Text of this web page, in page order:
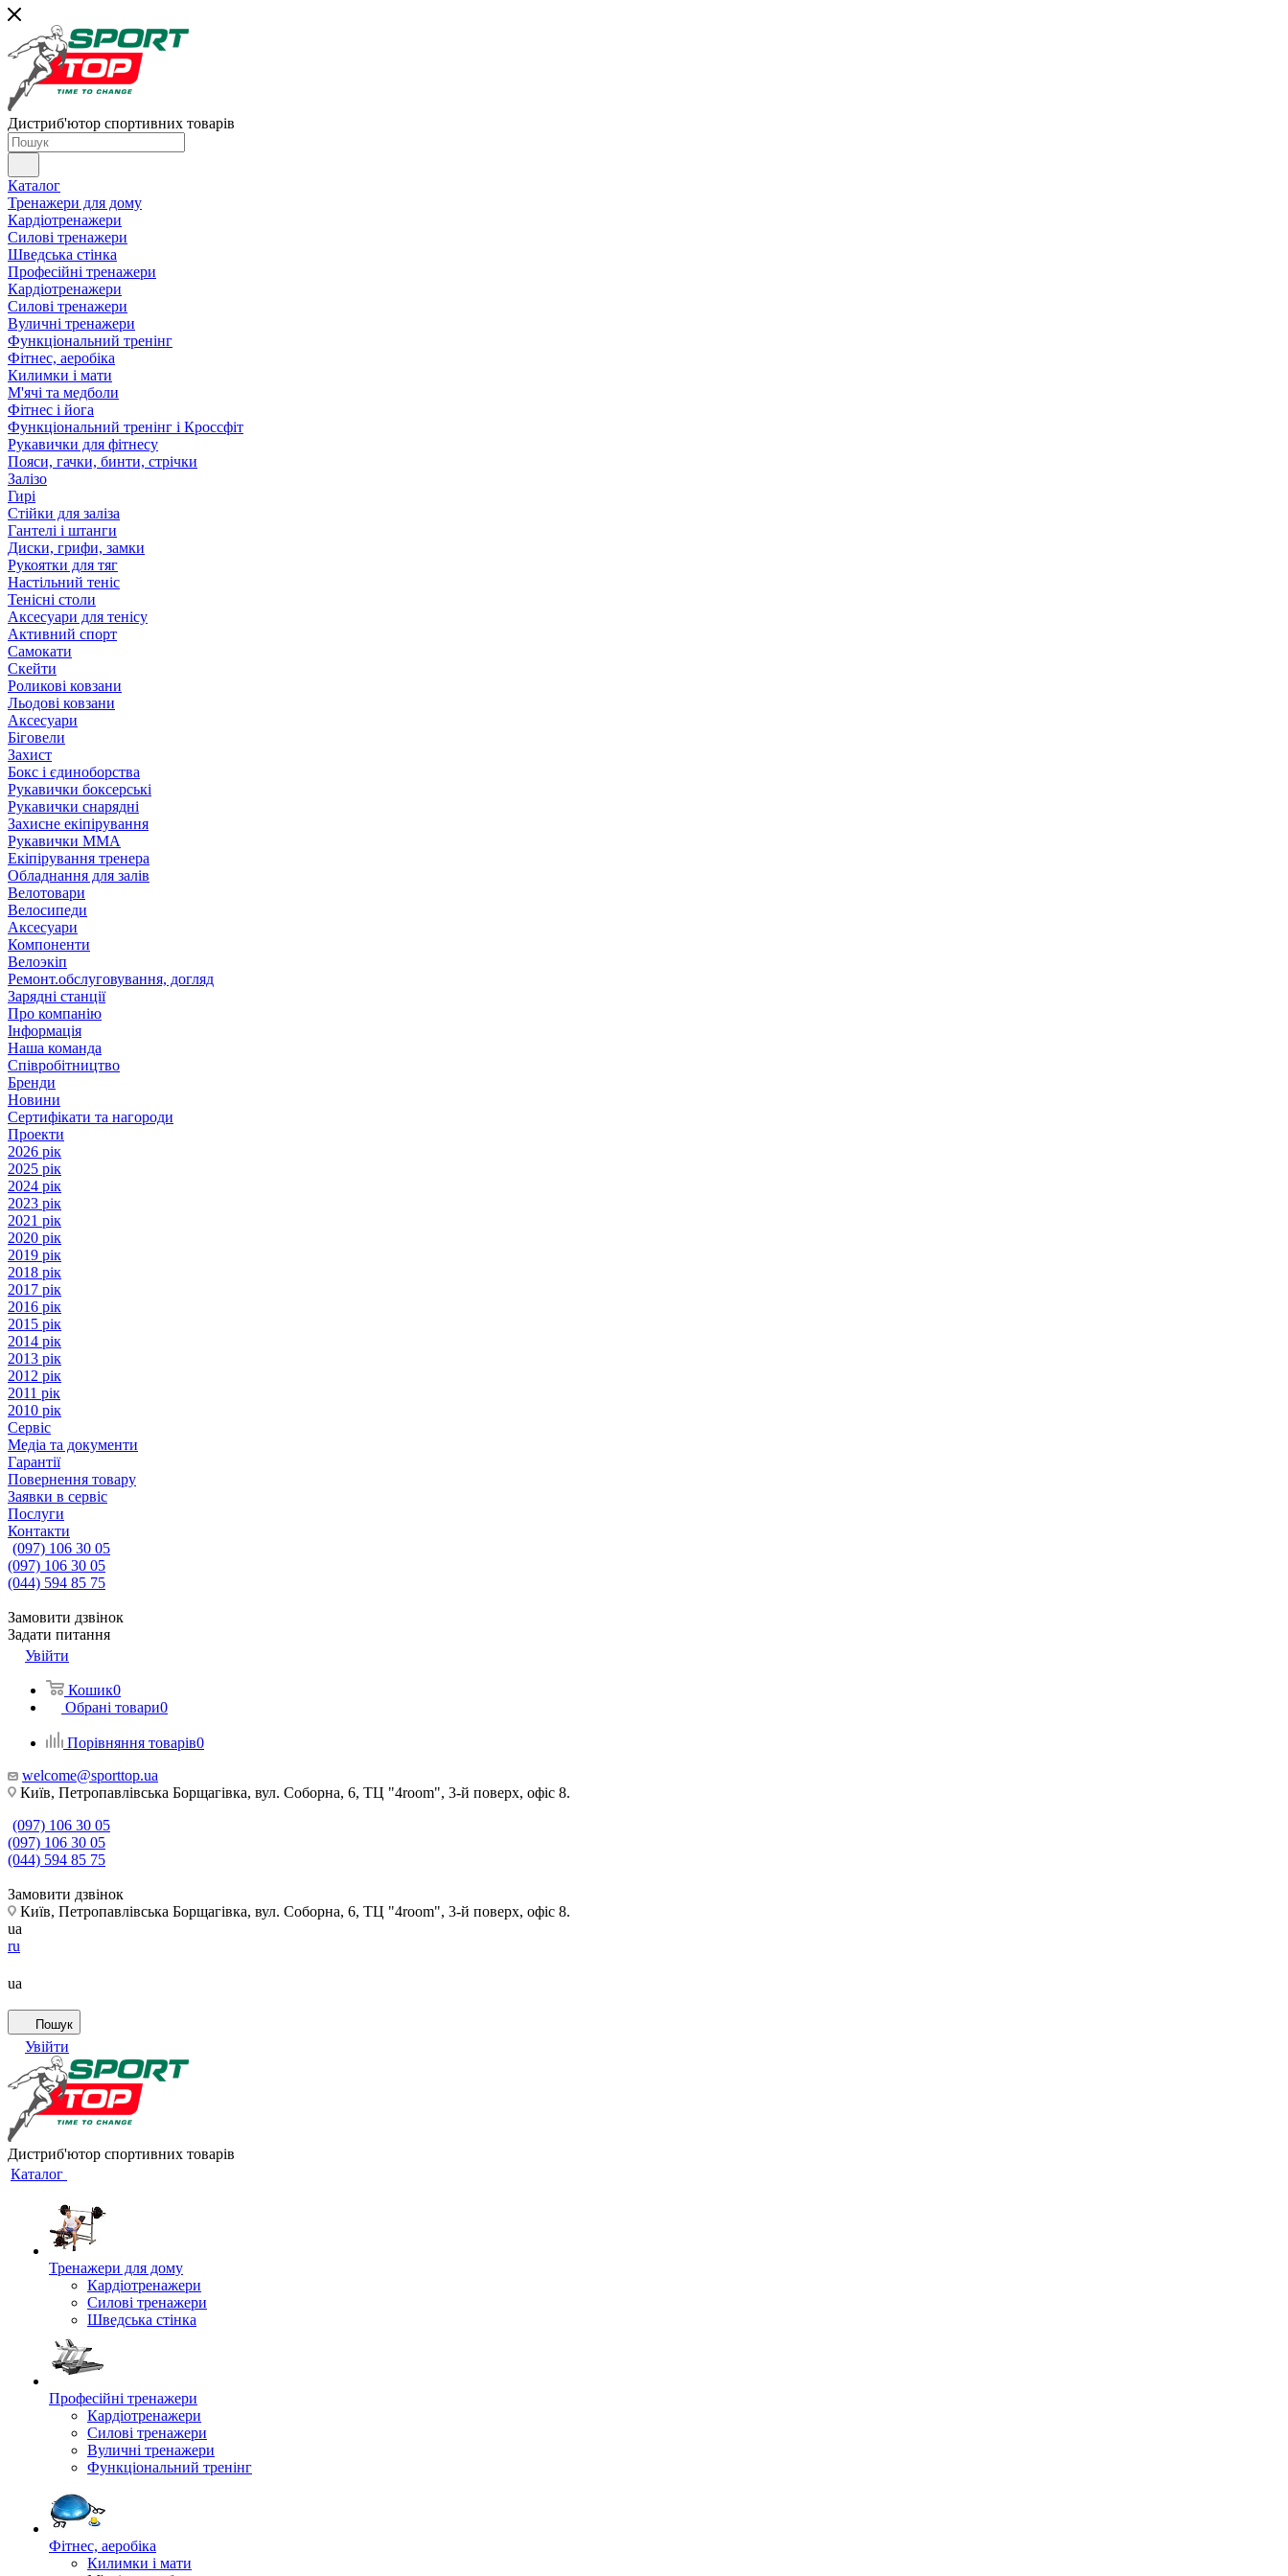
Дистриб'ютор спортивних товарів
Каталог
Тренажери для дому
Кардіотренажери
Силові тренажери
Шведська стінка
Професійні тренажери
Кардіотренажери
Силові тренажери
Вуличні тренажери
Функціональний тренінг
Фітнес, аеробіка
Килимки і мати
М'ячі та медболи
Фітнес і йога
Функціональний тренінг і Кроссфіт
Рукавички для фітнесу
Пояси, гачки, бинти, стрічки
Залізо
Гирі
Стійки для заліза
Гантелі і штанги
Диски, грифи, замки
Рукоятки для тяг
Настільний теніс
Тенісні столи
Аксесуари для тенісу
Активний спорт
Самокати
Скейти
Роликові ковзани
Льодові ковзани
Аксесуари
Біговели
Захист
Бокс і єдиноборства
Рукавички боксерські
Рукавички снарядні
Захисне екіпірування
Рукавички ММА
Екіпірування тренера
Обладнання для залів
Велотовари
Велосипеди
Аксесуари
Компоненти
Велоэкіп
Ремонт.обслуговування, догляд
Зарядні станції
Про компанію
Інформація
Наша команда
Співробітництво
Бренди
Новини
Сертифікати та нагороди
Проекти
2026 рік
2025 рік
2024 рік
2023 рік
2021 рік
2020 рік
2019 рік
2018 рік
2017 рік
2016 рік
2015 рік
2014 рік
2013 рік
2012 рік
2011 рік
2010 рік
Сервіс
Медіа та документи
Гарантії
Повернення товару
Заявки в сервіс
Послуги
Контакти
(097) 106 30 05
(097) 106 30 05
(044) 594 85 75
Замовити дзвінок
Задати питання
Увійти
Кошик0
Обрані товари0
Порівняння товарів0
welcome@sporttop.ua
Київ, Петропавлівська Борщагівка, вул. Соборна, 6, ТЦ "4room", 3-й поверх, офіс 8.
(097) 106 30 05
(097) 106 30 05
(044) 594 85 75
Замовити дзвінок
Київ, Петропавлівська Борщагівка, вул. Соборна, 6, ТЦ "4room", 3-й поверх, офіс 8.
ua
ru
ua
Пошук
Увійти
Дистриб'ютор спортивних товарів
Каталог
Тренажери для дому
Кардіотренажери
Силові тренажери
Шведська стінка
Професійні тренажери
Кардіотренажери
Силові тренажери
Вуличні тренажери
Функціональний тренінг
Фітнес, аеробіка
Килимки і мати